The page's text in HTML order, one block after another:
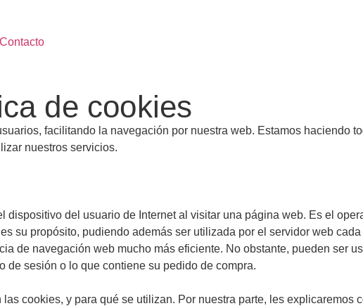
Contacto
de cookies
facilitando la navegación por nuestra web. Estamos haciendo
nuestros servicios.
del usuario de Internet al visitar una página web. Es el
su propósito, pudiendo además ser utilizada por el servidor web
de navegación web mucho más eficiente. No obstante, pueden ser
de sesión o lo que contiene su pedido de compra.
cookies, y para qué se utilizan. Por nuestra parte, les explicaremos